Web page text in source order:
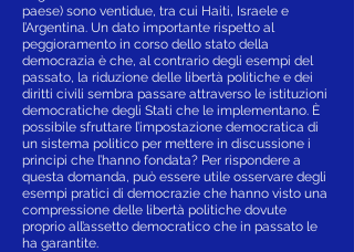
paese) sono ventidue, tra cui Haiti, Israele e
l’Argentina. Un dato importante rispetto al
peggioramento in corso dello stato della
democrazia è che, al contrario degli esempi del
passato, la riduzione delle libertà politiche e dei
diritti civili sembra passare attraverso le istituzioni
democratiche degli Stati che le implementano. È
possibile sfruttare l’impostazione democratica di
un sistema politico per mettere in discussione i
principi che l’hanno fondata? Per rispondere a
questa domanda, può essere utile osservare degli
esempi pratici di democrazie che hanno visto una
compressione delle libertà politiche dovute
proprio all’assetto democratico che in passato le
ha garantite.